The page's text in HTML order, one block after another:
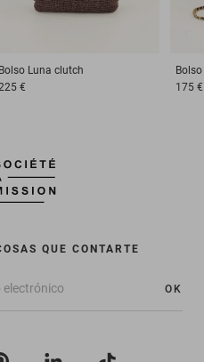
Bolso Luna clutch
€
Bolso
175 €
QUE CONTARTE
OK